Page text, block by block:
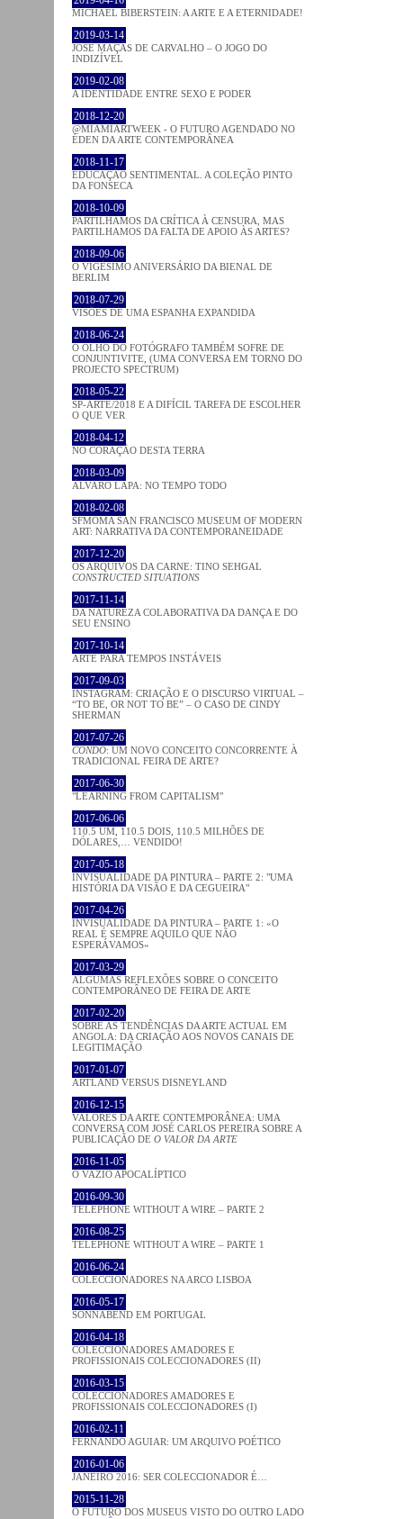
MICHAEL BIBERSTEIN: A ARTE E A ETERNIDADE!
2019-03-14
JOSÉ MAÇÃS DE CARVALHO – O JOGO DO
INDIZÍVEL
2019-02-08
A IDENTIDADE ENTRE SEXO E PODER
2018-12-20
@MIAMIARTWEEK - O FUTURO AGENDADO NO
ÉDEN DA ARTE CONTEMPORÂNEA
2018-11-17
EDUCAÇÃO SENTIMENTAL. A COLEÇÃO PINTO
DA FONSECA
2018-10-09
PARTILHAMOS DA CRÍTICA À CENSURA, MAS
PARTILHAMOS DA FALTA DE APOIO ÀS ARTES?
2018-09-06
O VIGÉSIMO ANIVERSÁRIO DA BIENAL DE
BERLIM
2018-07-29
VISÕES DE UMA ESPANHA EXPANDIDA
2018-06-24
O OLHO DO FOTÓGRAFO TAMBÉM SOFRE DE
CONJUNTIVITE, (UMA CONVERSA EM TORNO DO
PROJECTO SPECTRUM)
2018-05-22
SP-ARTE/2018 E A DIFÍCIL TAREFA DE ESCOLHER
O QUE VER
2018-04-12
NO CORAÇÂO DESTA TERRA
2018-03-09
ÁLVARO LAPA: NO TEMPO TODO
2018-02-08
SFMOMA SAN FRANCISCO MUSEUM OF MODERN
ART: NARRATIVA DA CONTEMPORANEIDADE
2017-12-20
OS ARQUIVOS DA CARNE: TINO SEHGAL
CONSTRUCTED SITUATIONS
2017-11-14
DA NATUREZA COLABORATIVA DA DANÇA E DO
SEU ENSINO
2017-10-14
ARTE PARA TEMPOS INSTÁVEIS
2017-09-03
INSTAGRAM: CRIAÇÃO E O DISCURSO VIRTUAL –
“TO BE, OR NOT TO BE” – O CASO DE CINDY
SHERMAN
2017-07-26
CONDO: UM NOVO CONCEITO CONCORRENTE À
TRADICIONAL FEIRA DE ARTE?
2017-06-30
"LEARNING FROM CAPITALISM"
2017-06-06
110.5 UM, 110.5 DOIS, 110.5 MILHÕES DE
DÓLARES,… VENDIDO!
2017-05-18
INVISUALIDADE DA PINTURA – PARTE 2: "UMA
HISTÓRIA DA VISÃO E DA CEGUEIRA"
2017-04-26
INVISUALIDADE DA PINTURA – PARTE 1: «O
REAL É SEMPRE AQUILO QUE NÃO
ESPERÁVAMOS»
2017-03-29
ALGUMAS REFLEXÕES SOBRE O CONCEITO
CONTEMPORÂNEO DE FEIRA DE ARTE
2017-02-20
SOBRE AS TENDÊNCIAS DA ARTE ACTUAL EM
ANGOLA: DA CRIAÇÃO AOS NOVOS CANAIS DE
LEGITIMAÇÃO
2017-01-07
ARTLAND VERSUS DISNEYLAND
2016-12-15
VALORES DA ARTE CONTEMPORÂNEA: UMA
CONVERSA COM JOSÉ CARLOS PEREIRA SOBRE A
PUBLICAÇÃO DE O VALOR DA ARTE
2016-11-05
O VAZIO APOCALÍPTICO
2016-09-30
TELEPHONE WITHOUT A WIRE – PARTE 2
2016-08-25
TELEPHONE WITHOUT A WIRE – PARTE 1
2016-06-24
COLECCIONADORES NA ARCO LISBOA
2016-05-17
SONNABEND EM PORTUGAL
2016-04-18
COLECCIONADORES AMADORES E
PROFISSIONAIS COLECCIONADORES (II)
2016-03-15
COLECCIONADORES AMADORES E
PROFISSIONAIS COLECCIONADORES (I)
2016-02-11
FERNANDO AGUIAR: UM ARQUIVO POÉTICO
2016-01-06
JANEIRO 2016: SER COLECCIONADOR É…
2015-11-28
O FUTURO DOS MUSEUS VISTO DO OUTRO LADO